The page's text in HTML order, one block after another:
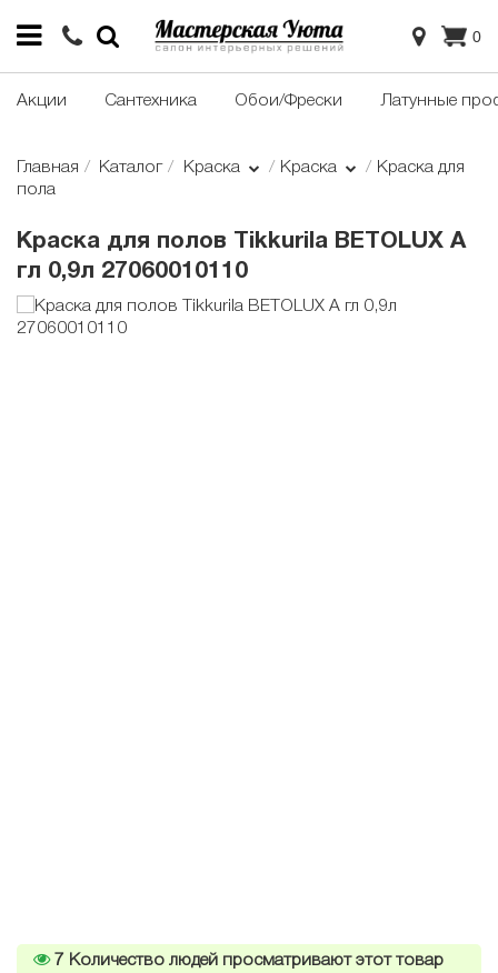
0
Акции Сантехника Обои/Фрески Латунные
Главная Каталог Краска Краска
Краска для
пола
Краска для полов Tikkurila BETOLUX A
гл 0,9л 27060010110
7 Количество людей просматривают этот товар